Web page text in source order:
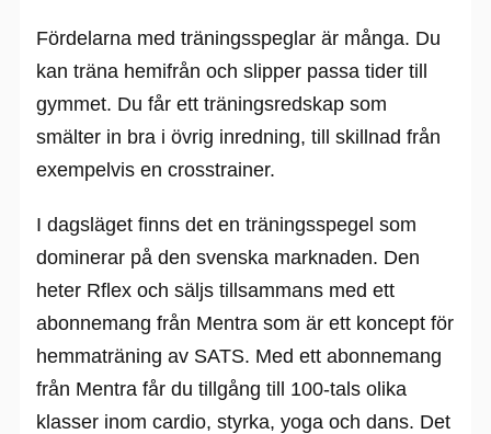
Fördelarna med träningsspeglar är många. Du
kan träna hemifrån och slipper passa tider till
gymmet. Du får ett träningsredskap som
smälter in bra i övrig inredning, till skillnad från
exempelvis en crosstrainer.
I dagsläget finns det en träningsspegel som
dominerar på den svenska marknaden. Den
heter Rflex och säljs tillsammans med ett
abonnemang från Mentra som är ett koncept för
hemmaträning av SATS. Med ett abonnemang
från Mentra får du tillgång till 100-tals olika
klasser inom cardio, styrka, yoga och dans. Det